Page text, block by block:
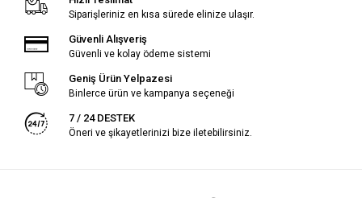
Siparişleriniz en kısa sürede elinize ulaşır.
Güvenli Alışveriş
Güvenli ve kolay ödeme sistemi
Geniş Ürün Yelpazesi
Binlerce ürün ve kampanya seçeneği
7 / 24 DESTEK
Öneri ve şikayetlerinizi bize iletebilirsiniz.